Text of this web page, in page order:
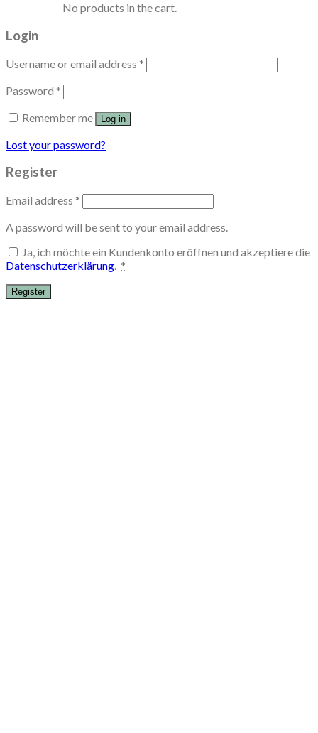
No products in the cart.
Login
Username or email address *
Password *
Remember me
Log in
Lost your password?
Register
Email address *
A password will be sent to your email address.
Ja, ich möchte ein Kundenkonto eröffnen und akzeptiere die
Datenschutzerklärung. *
Register